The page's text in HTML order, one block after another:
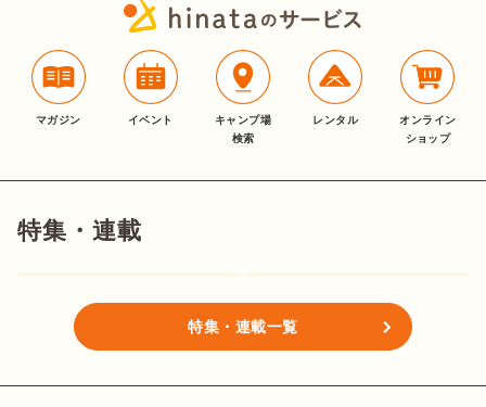
マガジン イベント
キャンプ場
検索
レンタル
オンライン
ショップ
特集・連載
特集・連載一覧